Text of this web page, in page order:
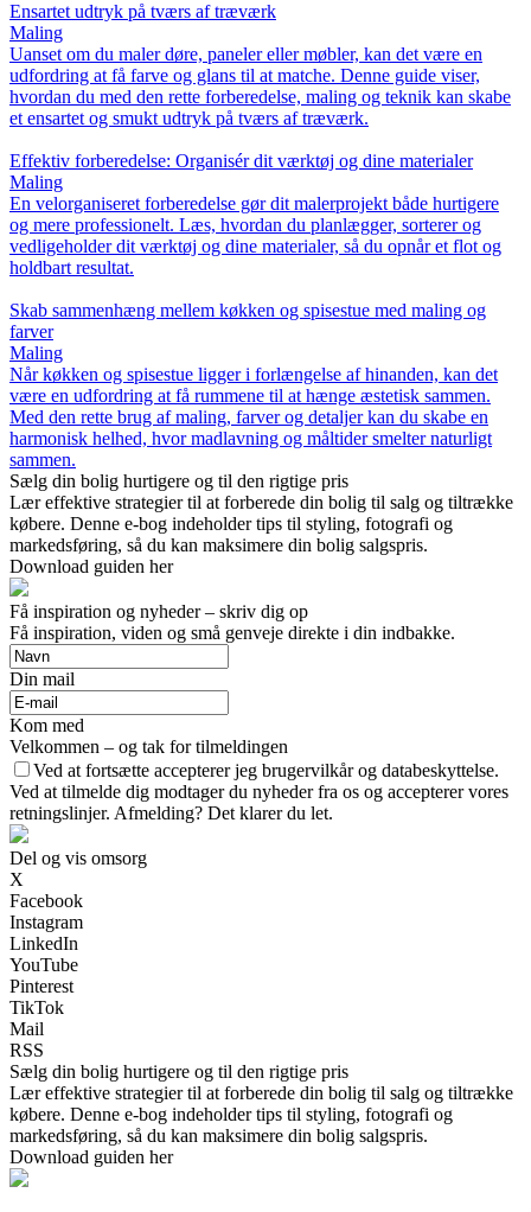
Ensartet udtryk på tværs af træværk
Maling
Uanset om du maler døre, paneler eller møbler, kan det være en
udfordring at få farve og glans til at matche. Denne guide viser,
hvordan du med den rette forberedelse, maling og teknik kan skabe
et ensartet og smukt udtryk på tværs af træværk.
Effektiv forberedelse: Organisér dit værktøj og dine materialer
Maling
En velorganiseret forberedelse gør dit malerprojekt både hurtigere
og mere professionelt. Læs, hvordan du planlægger, sorterer og
vedligeholder dit værktøj og dine materialer, så du opnår et flot og
holdbart resultat.
Skab sammenhæng mellem køkken og spisestue med maling og
farver
Maling
Når køkken og spisestue ligger i forlængelse af hinanden, kan det
være en udfordring at få rummene til at hænge æstetisk sammen.
Med den rette brug af maling, farver og detaljer kan du skabe en
harmonisk helhed, hvor madlavning og måltider smelter naturligt
sammen.
Sælg din bolig hurtigere og til den rigtige pris
Lær effektive strategier til at forberede din bolig til salg og tiltrække
købere. Denne e-bog indeholder tips til styling, fotografi og
markedsføring, så du kan maksimere din bolig salgspris.
Download guiden her
Få inspiration og nyheder – skriv dig op
Få inspiration, viden og små genveje direkte i din indbakke.
Din mail
Kom med
Velkommen – og tak for tilmeldingen
Ved at fortsætte accepterer jeg brugervilkår og databeskyttelse.
Ved at tilmelde dig modtager du nyheder fra os og accepterer vores
retningslinjer. Afmelding? Det klarer du let.
Del og vis omsorg
X
Facebook
Instagram
LinkedIn
YouTube
Pinterest
TikTok
Mail
RSS
Sælg din bolig hurtigere og til den rigtige pris
Lær effektive strategier til at forberede din bolig til salg og tiltrække
købere. Denne e-bog indeholder tips til styling, fotografi og
markedsføring, så du kan maksimere din bolig salgspris.
Download guiden her